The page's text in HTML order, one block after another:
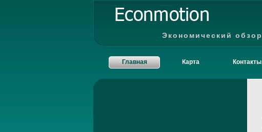
Экономический обзор
Главная Карта Контакты